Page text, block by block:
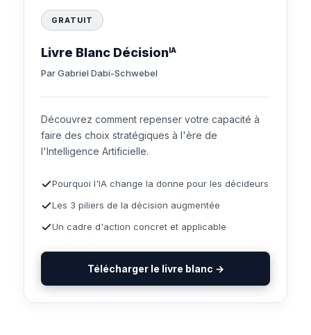
GRATUIT
Livre Blanc Décision IA
Par Gabriel Dabi-Schwebel
Découvrez comment repenser votre capacité à
faire des choix stratégiques à l'ère de
l'Intelligence Artificielle.
Pourquoi l'IA change la donne pour les décideurs
Les 3 piliers de la décision augmentée
Un cadre d'action concret et applicable
Télécharger le livre blanc →